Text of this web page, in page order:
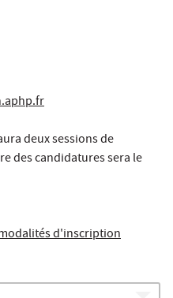
deux sessions de
des candidatures sera le
d'inscription